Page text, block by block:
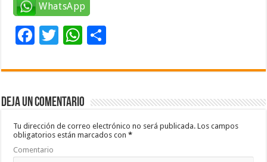
WhatsApp
F
e
b
o
o
k
T
tt
er
W
at
sA
p
p
m
ar
ti
Deja un comentario
Tu dirección de correo electrónico no será publicada. Los campos
obligatorios están marcados con*
Comentario